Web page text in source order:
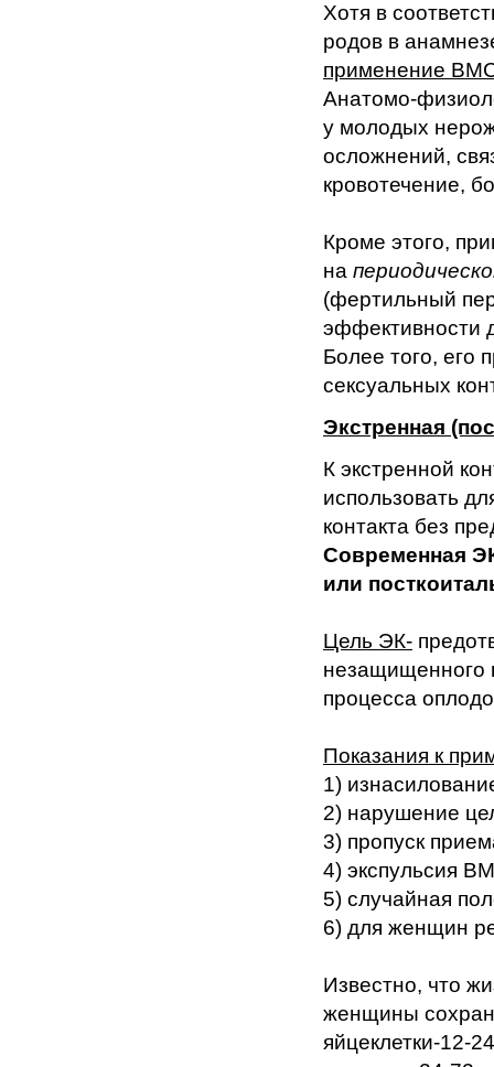
Хотя в
родов в
применение
Анатомо-
у молодых
осложнений,
кровотечение,
Кроме этого,
на
(фертильный
эффективности
Более того, его
сексуальных
Экстренная
К экстренной
использовать
контакта без
Современная
или
Цель ЭК-
незащищенного
процесса
Показания к
1)
2) нарушение
3) пропуск
4) экспульсия
5) случайная
6) для женщин
Известно, что
женщины
яйцеклетки-12-